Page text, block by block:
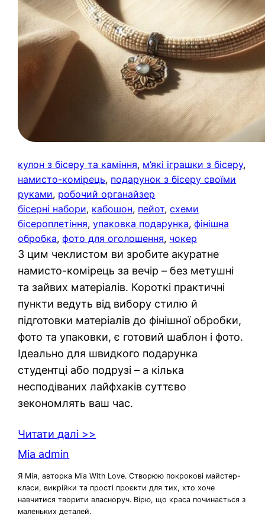
кулон з бісеру та каміння, м’які іграшки з бісеру
намисто-комірець, подарунок з бісеру своїми
руками, робочий органайзер
бісерні набори, кабошон, пейот, схеми
бісероплетіння, упаковка подарунка, фінішна
обробка, фото для оголошення, чокер
З цим чеклистом ви зробите акуратне
намисто-комірець за вечір – без метушні
та зайвих матеріалів. Короткі практичні
пункти ведуть від вибору стилю й
підготовки матеріалів до фінішної обробки,
фото та упаковки, є готовий шаблон і фото.
Ідеально для швидкого подарунка
студентці або подрузі – а кілька
несподіваних лайфхаків суттєво
зекономлять ваш час.
Читати далі >>
Mia admin
Я Мія, авторка Mia With Love. Створюю покрокові майстер-
класи, викрійки та прості проєкти для тих, хто хоче
навчитися творити власноруч. Вірю, що краса починається з
маленьких деталей.